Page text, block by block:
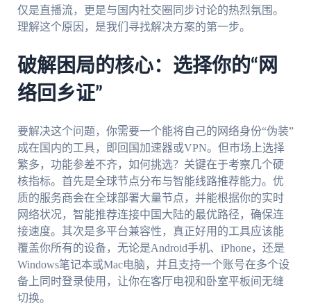
仅是直播流，更是与国内社交圈同步讨论的热烈氛围。
理解这个原因，是我们寻找解决方案的第一步。
破解困局的核心：选择你的“网
络回乡证”
要解决这个问题，你需要一个能将自己的网络身份“伪装”
成在国内的工具，即回国加速器或VPN。但市场上选择
繁多，功能参差不齐，如何挑选？关键在于考察几个硬
核指标。首先是全球节点分布与智能线路推荐能力。优
质的服务商会在全球部署大量节点，并能根据你的实时
网络状况，智能推荐连接中国大陆的最优路径，确保连
接速度。其次是多平台兼容性，真正好用的工具应该能
覆盖你所有的设备，无论是Android手机、iPhone，还是
Windows笔记本或Mac电脑，并且支持一个账号在多个设
备上同时登录使用，让你在客厅电视和卧室平板间无缝
切换。